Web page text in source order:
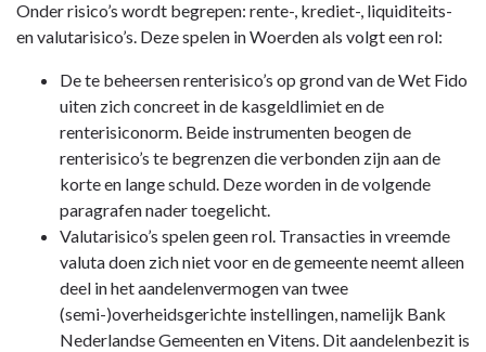
naar
navigatie
Paragraaf
Financiering
Ontwikkelingen
Onder risico’s wordt begrepen: rente-, krediet-, liquiditeits-
en valutarisico’s. Deze spelen in Woerden als volgt een rol:
De te beheersen renterisico’s op grond van de Wet Fido
uiten zich concreet in de kasgeldlimiet en de
renterisiconorm. Beide instrumenten beogen de
renterisico’s te begrenzen die verbonden zijn aan de
korte en lange schuld. Deze worden in de volgende
paragrafen nader toegelicht.
Valutarisico’s spelen geen rol. Transacties in vreemde
valuta doen zich niet voor en de gemeente neemt alleen
deel in het aandelenvermogen van twee
(semi-)overheidsgerichte instellingen, namelijk Bank
Nederlandse Gemeenten en Vitens. Dit aandelenbezit is